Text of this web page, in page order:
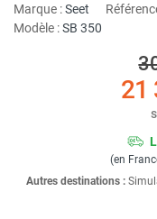
Marque :Seet
Modèle :SB 350
21
(en
Autres destinations :